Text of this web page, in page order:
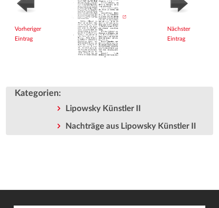
Vorheriger
Eintrag
Nächster
Eintrag
Kategorien:
Lipowsky Künstler II
Nachträge aus Lipowsky Künstler II